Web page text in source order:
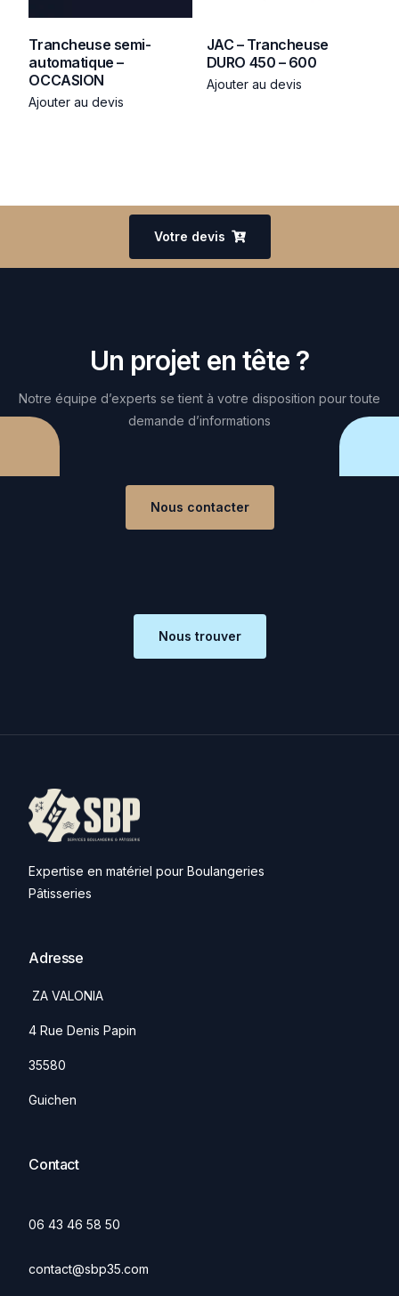
Trancheuse semi-
automatique –
OCCASION
Ajouter au devis
JAC – Trancheuse
DURO 450 – 600
Ajouter au devis
Votre devis
Un projet en tête ?
Notre équipe d’experts se tient à votre disposition pour toute
demande d’informations
Nous contacter
Nous trouver
Expertise en matériel pour Boulangeries
Pâtisseries
Adresse
ZA VALONIA
4 Rue Denis Papin
35580
Guichen
Contact
06 43 46 58 50
contact@sbp35.com